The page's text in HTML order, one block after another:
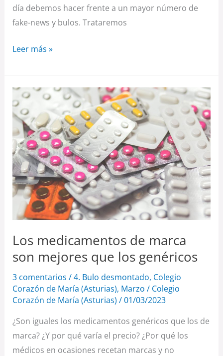
día debemos hacer frente a un mayor número de
fake-news y bulos. Trataremos
Leer más »
Los medicamentos de marca
son mejores que los genéricos
3 comentarios /4. Bulo desmontado, Colegio
Corazón de María (Asturias), Marzo / Colegio
Corazón de María (Asturias) /01/03/2023
¿Son iguales los medicamentos genéricos que los de
marca? ¿Y por qué varía el precio? ¿Por qué los
médicos en ocasiones recetan marcas y no
Los
medicamentos
de
marca
son
mejores
que
los
genéricos